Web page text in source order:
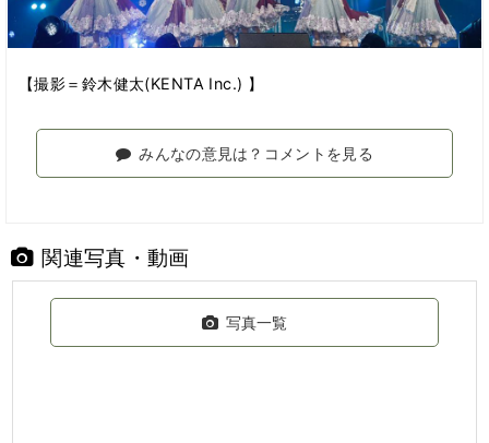
【撮影＝鈴木健太(KENTA Inc.) 】
みんなの意見は？コメントを見る
関連写真・動画
写真一覧